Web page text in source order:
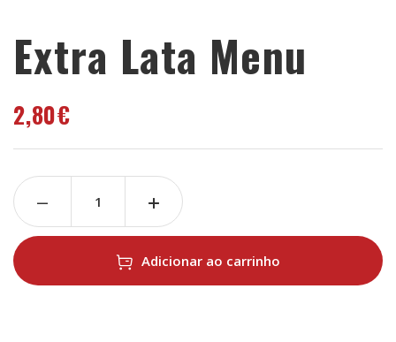
Extra Lata Menu
2,80€
Adicionar ao carrinho